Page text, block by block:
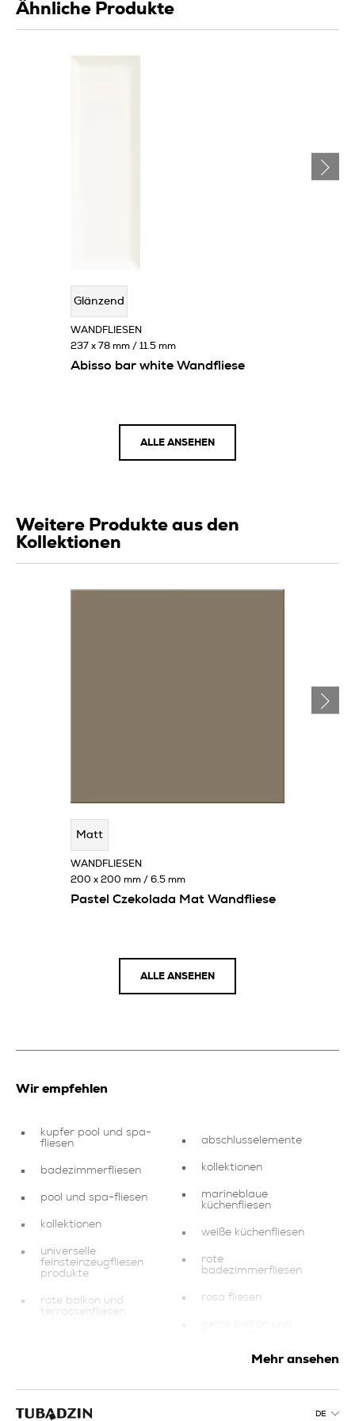
Ähnliche Produkte
Glänzend
Abisso bar white Wandfliese
WANDFLIESEN
237 x 78 mm / 11.5 mm
ALLE ANSEHEN
Weitere Produkte aus den
Kollektionen
Matt
Pastel Czekolada Mat Wandfliese
WANDFLIESEN
200 x 200 mm / 6.5 mm
ALLE ANSEHEN
Wir empfehlen
kupfer pool und spa-
fliesen
badezimmerfliesen
pool und spa-fliesen
kollektionen
universelle
feinsteinzeugfliesen
produkte
rote balkon und
terrassenfliesen
badezimmerfliesen
rosa pool und spa-
abschlusselemente
kollektionen
marineblaue
küchenfliesen
weiße küchenfliesen
rote
badezimmerfliesen
rosa fliesen
kupfer fliesen
schwimmbad und spa
Mehr ansehen
DE